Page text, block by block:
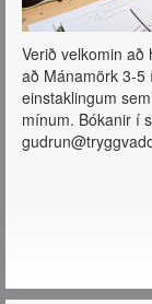
Verið velkomin
að Mánamörk 3-5
einstaklingum
mínum. Bókanir í